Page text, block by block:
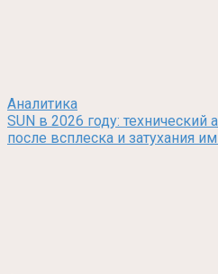
Аналитика
SUN в 2026 году: технический
после всплеска и затухания